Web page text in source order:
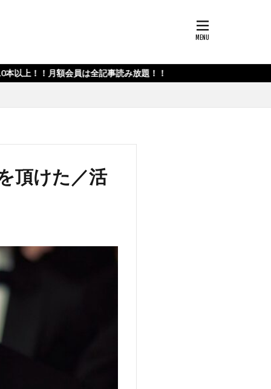
会員は全記事読み放題！！
頂けた／活